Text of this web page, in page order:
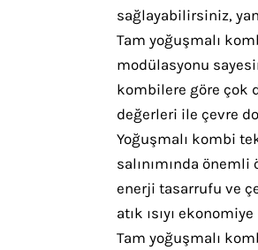
sağlayabilirsiniz,
Tam yoğuşmalı
modülasyonu
kombilere göre çok
değerleri ile çevre
Yoğuşmalı kombi
salınımında
enerji tasarrufu ve
atık ısıyı
Tam yoğuşmalı